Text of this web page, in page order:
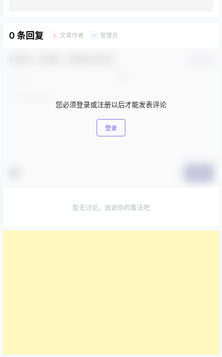
0 条回复 A 文章作者 M 管理员
您必须登录或注册以后才能发表评论
登录
暂无讨论，说说你的看法吧